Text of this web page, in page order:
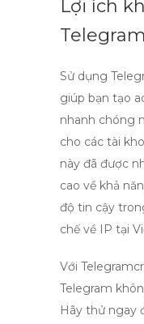
Lợi ích
Sử dụng
giúp bạn tạo
nhanh chóng
cho các tài
này đã được
cao về khả
độ tin cậy
chế về IP tại
Với
Telegram
Hãy thử ngay